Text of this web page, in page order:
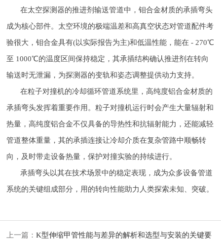
在太空探测器的推进剂输送管道中，钼合金材质的承插弯头
成为核心部件。太空环境的极端温差和高真空状态对管道配件考
验很大，钼合金具有(以实际报告为主)和低温性能，能在 - 270℃
至 1000℃的温度区间保持稳定，其承插结构确认推进剂在转向
输送时无泄漏，为探测器的变轨和姿态调整提供动力支持。
在粒子对撞机的冷却循环管道系统里，高纯度铝合金材质的
承插弯头发挥着重要作用。粒子对撞机运行时会产生大量辐射和
热量，高纯度铝合金不仅具备的导热性和抗辐射能力，还能减轻
管道整体重量，其的承插连接让冷却介质在复杂管路中顺畅转
向，及时带走设备热量，保护对撞实验的持续进行。
承插弯头以其在技术场景中的稳定表现，成为众多设备管道
系统的关键组成部分，用的转向性能助力人类探索未知、突破。
上一篇：K型伸缩甲管性能与差异的解析和选型与安装的关键要